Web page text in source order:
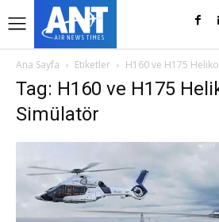
Ana Sayfa Etiketler H160 ve H175
Tag: H160 ve H175
Simülatör